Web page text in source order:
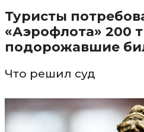
Туристы
«Аэрофлота» 200
подорожавшие
Что решил суд